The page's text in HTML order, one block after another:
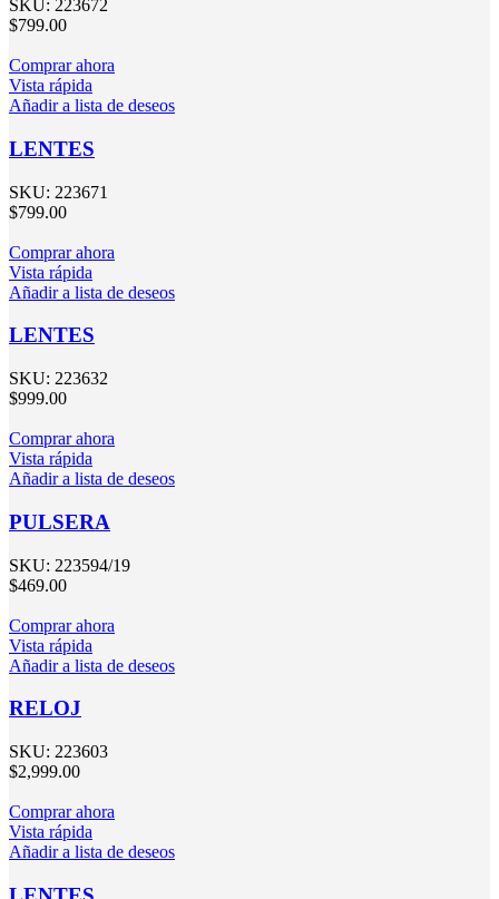
SKU: 223672
$799.00
Comprar ahora
Vista rápida
Añadir a lista de deseos
LENTES
SKU: 223671
$799.00
Comprar ahora
Vista rápida
Añadir a lista de deseos
LENTES
SKU: 223632
$999.00
Comprar ahora
Vista rápida
Añadir a lista de deseos
PULSERA
SKU: 223594/19
$469.00
Comprar ahora
Vista rápida
Añadir a lista de deseos
RELOJ
SKU: 223603
$2,999.00
Comprar ahora
Vista rápida
Añadir a lista de deseos